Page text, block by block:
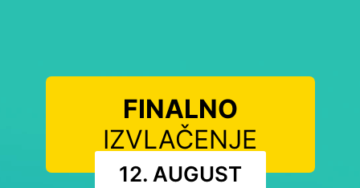
FINALNO
IZVLAČENJE
12. AUGUST